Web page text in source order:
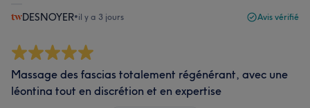
DESNOYER•il y a 3 jours Avis vérifié
Massage des fascias totalement régénérant, avec une
léontina tout en discrétion et en expertise